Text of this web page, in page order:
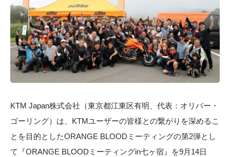
KTM Japan株式会社（東京都江東区有明、代表：オリバー・
ゴーリング）は、KTMユーザーの皆様との繋がりを深めるこ
とを目的としたORANGE BLOODミーティングの第2弾とし
て『ORANGE BLOODミーティングin七ヶ宿』を9月14日